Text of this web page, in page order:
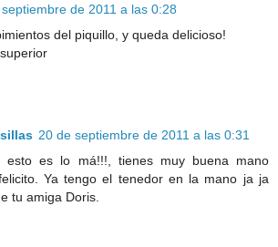
de 2011 a las 0:28
del piquillo, y queda delicioso!
20 de septiembre de 2011 a las 0:31
esto es lo má!!!, tienes muy buena mano
Ya tengo el tenedor en la mano ja ja
tu amiga Doris.